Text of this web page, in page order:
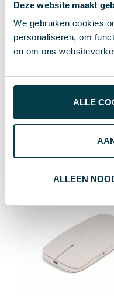
Deze website maakt
We gebruiken cookies
personaliseren, om
en om ons
ALLE
ALLEEN
Soort
Wat